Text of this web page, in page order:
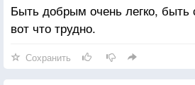
Быть добрым очень легко,
вот что трудно.
Сохранить